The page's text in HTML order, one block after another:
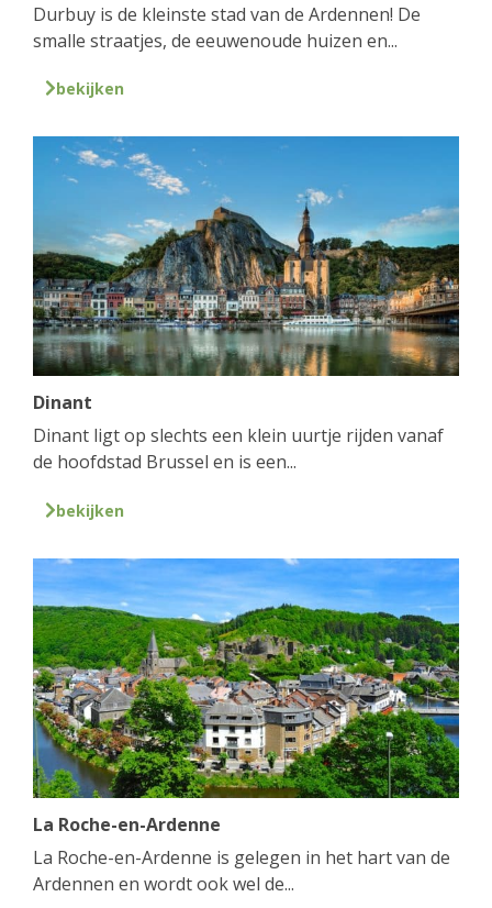
Durbuy is de kleinste stad van de Ardennen! De
smalle straatjes, de eeuwenoude huizen en...
bekijken
Dinant
Dinant ligt op slechts een klein uurtje rijden vanaf
de hoofdstad Brussel en is een...
bekijken
La Roche-en-Ardenne
La Roche-en-Ardenne is gelegen in het hart van de
Ardennen en wordt ook wel de...